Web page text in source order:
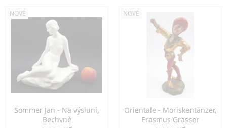
NOVÉ
Sommer Jan - Na výsluní,
Bechyně
NOVÉ
Orientale - Moriskentänzer,
Erasmus Grasser